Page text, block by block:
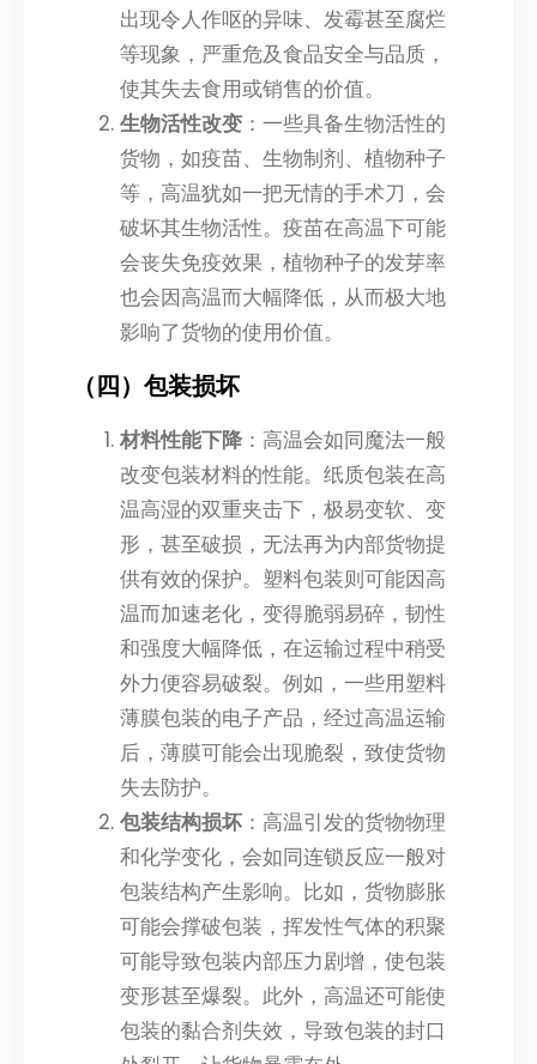
出现令人作呕的异味、发霉甚至腐烂
等现象，严重危及食品安全与品质，
使其失去食用或销售的价值。
生物活性改变 ：一些具备生物活性的
货物，如疫苗、生物制剂、植物种子
等，高温犹如一把无情的手术刀，会
破坏其生物活性。疫苗在高温下可能
会丧失免疫效果，植物种子的发芽率
也会因高温而大幅降低，从而极大地
影响了货物的使用价值。
（四）包装损坏
材料性能下降 ：高温会如同魔法一般
改变包装材料的性能。纸质包装在高
温高湿的双重夹击下，极易变软、变
形，甚至破损，无法再为内部货物提
供有效的保护。塑料包装则可能因高
温而加速老化，变得脆弱易碎，韧性
和强度大幅降低，在运输过程中稍受
外力便容易破裂。例如，一些用塑料
薄膜包装的电子产品，经过高温运输
后，薄膜可能会出现脆裂，致使货物
失去防护。
包装结构损坏 ：高温引发的货物物理
和化学变化，会如同连锁反应一般对
包装结构产生影响。比如，货物膨胀
可能会撑破包装，挥发性气体的积聚
可能导致包装内部压力剧增，使包装
变形甚至爆裂。此外，高温还可能使
包装的黏合剂失效，导致包装的封口